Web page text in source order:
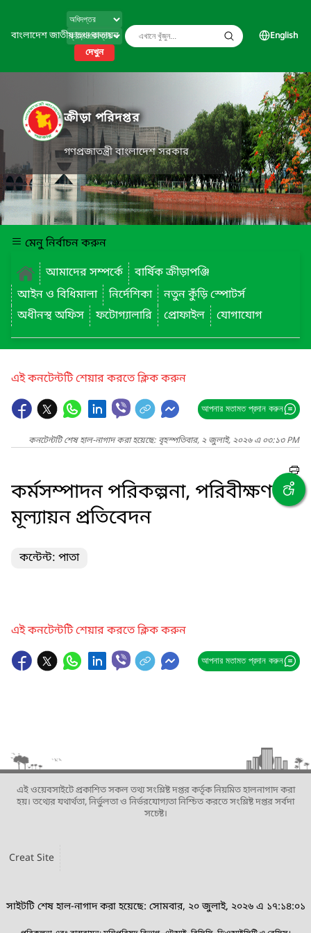
বাংলাদেশ জাতীয় তথ্য বাতায়ন
দেখুন
English
ক্রীড়া পরিদপ্তর
গণপ্রজাতন্ত্রী বাংলাদেশ সরকার
মেনু নির্বাচন করুন
আমাদের সম্পর্কে
বার্ষিক ক্রীড়াপঞ্জি
আইন ও বিধিমালা
নির্দেশিকা
নতুন কুঁড়ি স্পোটর্স
অধীনস্থ অফিস
ফটোগ্যালারি প্রোফাইল যোগাযোগ
এই কনটেন্টটি শেয়ার করতে ক্লিক করুন
আপনার মতামত প্রদান করুন
কনটেন্টটি শেষ হাল-নাগাদ করা হয়েছে: বৃহস্পতিবার, ২ জুলাই, ২০২৬ এ ০৩:১৩ PM
কর্মসম্পাদন পরিকল্পনা, পরিবীক্ষণ ও
মূল্যায়ন প্রতিবেদন
কন্টেন্ট: পাতা
এই কনটেন্টটি শেয়ার করতে ক্লিক করুন
আপনার মতামত প্রদান করুন
এই ওয়েবসাইটে প্রকাশিত সকল তথ্য সংশ্লিষ্ট দপ্তর কর্তৃক নিয়মিত হালনাগাদ করা
হয়। তথ্যের যথার্থতা, নির্ভুলতা ও নির্ভরযোগ্যতা নিশ্চিত করতে সংশ্লিষ্ট দপ্তর সর্বদা
সচেষ্ট।
Creat Site
সাইটটি শেষ হাল-নাগাদ করা হয়েছে: সোমবার, ২০ জুলাই, ২০২৬ এ ১৭:১৪:০১